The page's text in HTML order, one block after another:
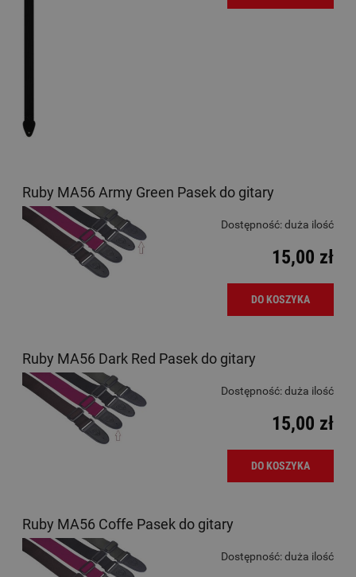
Ruby MA56 Army Green Pasek do gitary
Dostępność:duża ilość
15,00 zł
DO KOSZYKA
Ruby MA56 Dark Red Pasek do gitary
Dostępność:duża ilość
15,00 zł
DO KOSZYKA
Ruby MA56 Coffe Pasek do gitary
Dostępność:duża ilość